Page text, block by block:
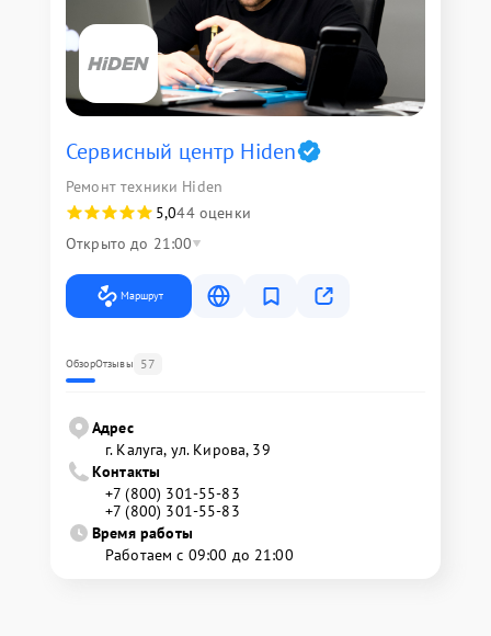
Сервисный центр Hiden
Ремонт техники Hiden
5,044 оценки
Открыто до 21:00
Маршрут
ОбзорОтзывы 57
Адрес
г. Калуга, ул. Кирова, 39
Контакты
+7 (800) 301-55-83
+7 (800) 301-55-83
Время работы
Работаем с 09:00 до 21:00